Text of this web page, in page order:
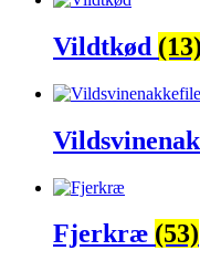
Vildtkød (13)
Fjerkræ (53)